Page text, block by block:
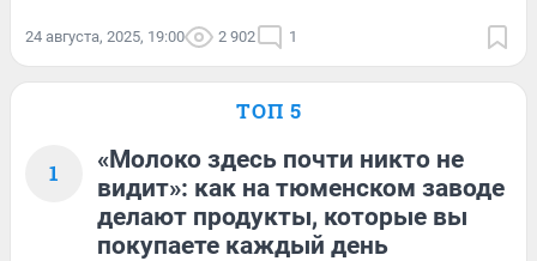
24 августа, 2025, 19:00 2 902 1
ТОП 5
1
«Молоко здесь почти никто не
видит»: как на тюменском заводе
делают продукты, которые вы
покупаете каждый день